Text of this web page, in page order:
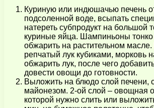
Куриную или индюшачью печень
подсоленной воде, всыпать
натереть субпродукт на большой
куриные яйца. Шампиньоны тонко
обжарить на растительном масле.
репчатый лук кубиками, морковь
обжарить лук, после чего
довести овощи до готовности.
Выложить на блюдо слой печени,
майонезом. 2-ой слой – овощная
которой нужно слить или